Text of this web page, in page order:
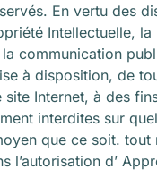
En vertu des
Intellectuelle,
communication
à disposition, de
site Internet, à des
interdites sur
que ce soit. tout
l’autorisation d’